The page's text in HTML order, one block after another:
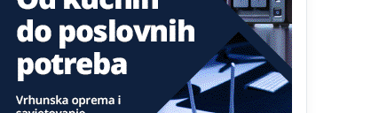
Анонимно2810587 11:21
O kako su cudni lvi ljudi,uzeli bi sve da mogu...a
ja srce svima fajem,radujem se tudjoj sreci.I ko
ima i ko nema na iso ce mjesto leci!